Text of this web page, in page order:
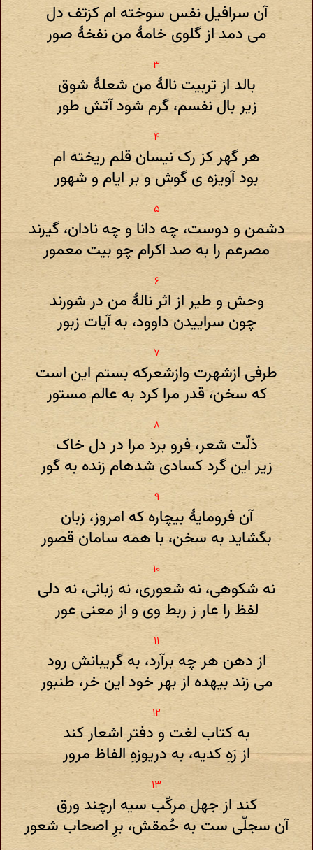
آن سرافیل نفس سوخته ام کزتف دل
می دمد از گلوی خامهٔ من نفخهٔ صور
بالد از تربیت نالهٔ من شعلهٔ شوق
زیر بال نفسم، گرم شود آتش طور
هر گهر کز رک نیسان قلم ریخته ام
بود آویزه ی گوش و بر ایام و شهور
دشمن و دوست، چه دانا و چه نادان، گیرند
مصرعم را به صد اکرام چو بیت معمور
وحش و طیر از اثر نالهٔ من در شورند
چون سراییدن داوود، به آیات زبور
طرفی ازشهرت وازشعرکه بستم این است
که سخن، قدر مرا کرد به عالم مستور
ذلّت شعر، فرو برد مرا در دل خاک
زیر این گرد کسادی شدهام زنده به گور
آن فرومایهٔ بیچاره که امروز، زبان
بگشاید به سخن، با همه سامان قصور
نه شکوهی، نه شعوری، نه زبانی، نه دلی
لفظ را عار ز ربط وی و از معنی عور
از دهن هر چه برآرد، به گریبانش رود
می زند بیهده از بهر خود این خر، طنبور
به کتاب لغت و دفتر اشعار کند
از رَهِ کدیه، به دریوزهِ الفاظ مرور
کند از جهل مرکّب سیه ارچند ورق
آن سجلّی ست به حُمقش، برِ اصحاب شعور